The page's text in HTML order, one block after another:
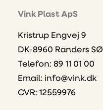
Vink Plast ApS
Kristrup Engvej 9
DK-8960 Randers SØ
Telefon: 89 11 01 00
Email: info@vink.dk
CVR: 12559976